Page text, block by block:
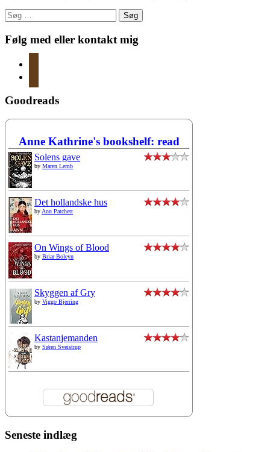
Søg
efter:
Følg med eller kontakt mig
Goodreads
Anne Kathrine's bookshelf: read
Solens gave
by Maren Lemb
Det hollandske hus
by Ann Patchett
On Wings of Blood
by Briar Boleyn
Skyggen af Gry
by Viggo Bjerring
Kastanjemanden
by Søren Sveistrup
Seneste indlæg